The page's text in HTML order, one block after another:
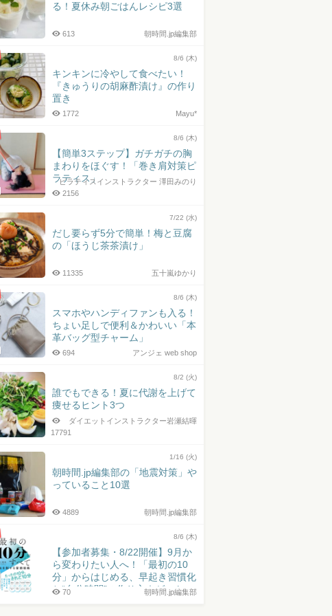
る！夏休み朝ごはんレシピ3選
朝時間.jp編集部
613
8/6 (木)
キンキンに冷やして食べたい！
『きゅうりの胡麻酢漬け』の作り
置き
Mayu*
1772
8/6 (木)
【簡単3ステップ】ガチガチの胸
まわりをほぐす！「巻き肩対策ピ
ラティス」
ピラティスインストラクター 澤田みのり
2156
7/22 (水)
だし要らず5分で簡単！梅と豆腐
の「ほうじ茶茶漬け」
五十嵐ゆかり
11335
8/6 (木)
スマホやハンディファンも入る！
ちょい足しで便利＆かわいい「本
革バッグ型チャーム」
アンジェ web shop
694
8/2 (火)
誰でもできる！夏に代謝を上げて
痩せるヒント3つ
ダイエットインストラクター岩瀬結暉
17791
1/16 (火)
朝時間.jp編集部の「地震対策」や
っていること10選
朝時間.jp編集部
4889
8/6 (木)
【参加者募集・8/22開催】9月か
ら変わりたい人へ！「最初の10
分」からはじめる、早起き習慣化
と“自分時間”の作り方｜ゲスト：
朝時間.jp編集部
70